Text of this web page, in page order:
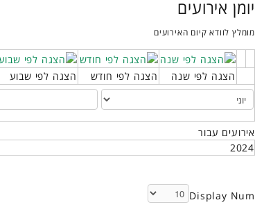
יומן אירועים
מומלץ לוודא קיום האירועים
הצגה לפי שנה הצגה לפי חודש הצגה לפי שבוע
אירועים עבור
2024
Display Num